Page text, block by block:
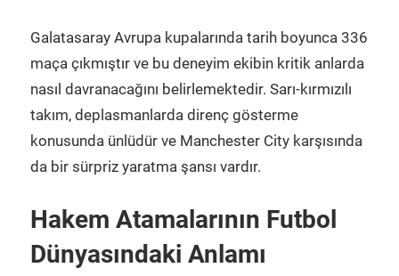
Galatasaray Avrupa kupalarında tarih boyunca 336
maça çıkmıştır ve bu deneyim ekibin kritik anlarda
nasıl davranacağını belirlemektedir. Sarı-kırmızılı
takım, deplasmanlarda direnç gösterme
konusunda ünlüdür ve Manchester City karşısında
da bir sürpriz yaratma şansı vardır.
Hakem Atamalarının Futbol
Dünyasındaki Anlamı